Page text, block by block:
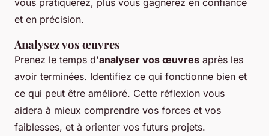
vous pratiquerez, plus vous gagnerez en confiance
et en précision.
Analysez vos œuvres
Prenez le temps d'analyser vos œuvres après les
avoir terminées. Identifiez ce qui fonctionne bien et
ce qui peut être amélioré. Cette réflexion vous
aidera à mieux comprendre vos forces et vos
faiblesses, et à orienter vos futurs projets.